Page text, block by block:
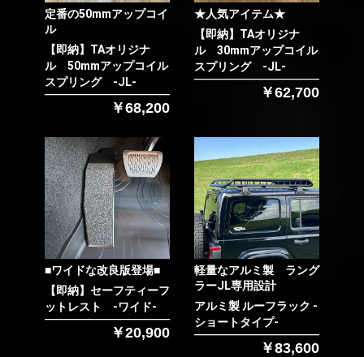
定番の50mmアップコイ
ル
【即納】TAオリジナ
ル 50mmアップコイル
スプリング -JL-
￥68,200
★人気アイテム★
【即納】TAオリジナ
ル 30mmアップコイル
スプリング -JL-
￥62,700
■ワイドな改良版登場■
【即納】セーフティーフ
ットレスト -ワイド-
￥20,900
軽量なアルミ製 ラング
ラーJL専用設計
アルミ製 ルーフラック -
ショートタイプ-
￥83,600